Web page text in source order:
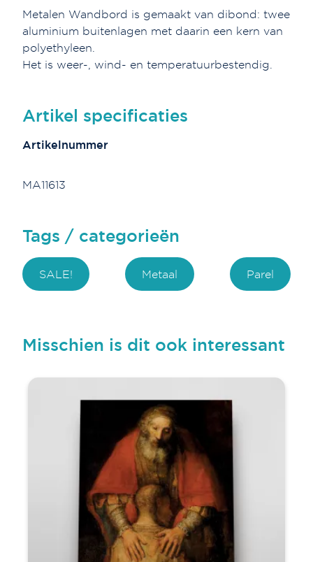
-
Vermeer
aantal
Metalen Wandbord is gemaakt van dibond: twee
aluminium buitenlagen met daarin een kern van
polyethyleen.
Het is weer-, wind- en temperatuurbestendig.
Artikel specificaties
Artikelnummer
MA11613
Tags / categorieën
SALE! Metaal Parel
Misschien is dit ook interessant